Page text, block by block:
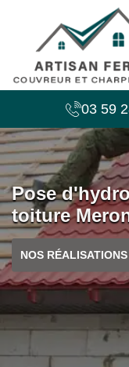
03 59
Pose
toiture
NOS RÉALISATIONS